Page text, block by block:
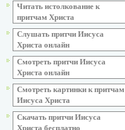
Читать истолкование к
притчам Христа
Слушать притчи Иисуса
Христа онлайн
Смотреть притчи Иисуса
Христа онлайн
Смотреть картинки к притчам
Иисуса Христа
Скачать притчи Иисуса
Христа бесплатно